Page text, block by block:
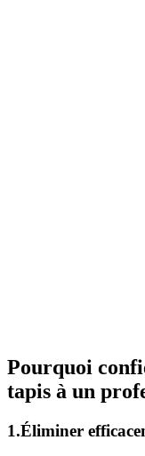
Pourquoi
tapis à un
1.Éliminer